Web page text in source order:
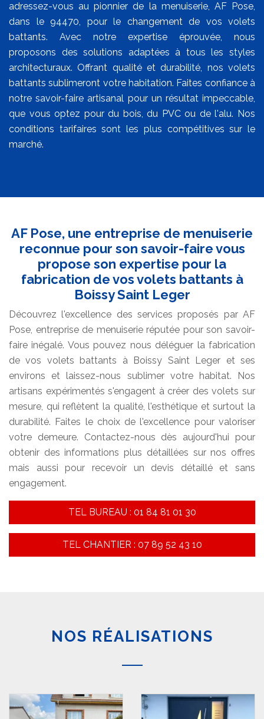
adressez-vous au pionnier de la menuiserie, AF Pose,
dans le 94470, pour le changement de vos volets
battants. Avec notre expertise éprouvée, nous
proposons des solutions adaptées à tous les styles
architecturaux. Offrant qualité et durabilité, nos volets
battants sublimeront votre habitation. Faites confiance à
notre savoir-faire artisanal pour un résultat impeccable,
que vous optez pour du bois, du PVC ou de l'alu. Nos
conditions tarifaires sont les plus compétitives sur le
marché.
AF Pose, une entreprise de menuiserie
reconnue pour son savoir-faire vous
propose son expertise pour la
fabrication de vos volets battants à
Boissy Saint Leger
Découvrez l'excellence des services proposés par AF
Pose, entreprise de menuiserie réputée pour son savoir-
faire inégalé. Vous pouvez nous déléguer la fabrication
de vos volets battants à Boissy Saint Leger et ses
environs et laissez-nous sublimer votre habitat. Nos
artisans expérimentés s'engagent à créer des volets sur
mesure, qui reflètent la qualité, l'esthétique et surtout la
durabilité. Faites le choix de l'excellence pour valoriser
votre demeure. Contactez-nous dès aujourd'hui pour
obtenir des informations plus détaillées sur nos offres
mais aussi pour recevoir un devis détaillé et sans
engagement.
TEL BUREAU : 01 84 81 01 30
TEL CHANTIER : 07 89 52 43 10
NOS RÉALISATIONS